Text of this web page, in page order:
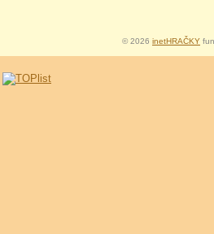
© 2026 inetHRAČKY